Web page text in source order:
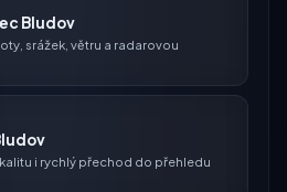
Bludov
srážek, větru a radarovou
i rychlý přechod do přehledu